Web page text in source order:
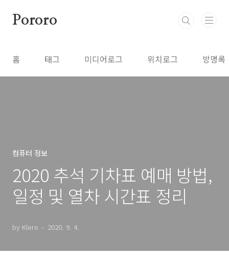
Pororo
홈 태그 미디어로그 위치로그 방명록
컴퓨터 정보
2020 추석 기차표 예매 방법,
일정 및 열차 시간표 정리
by Klero 2020. 9. 4.